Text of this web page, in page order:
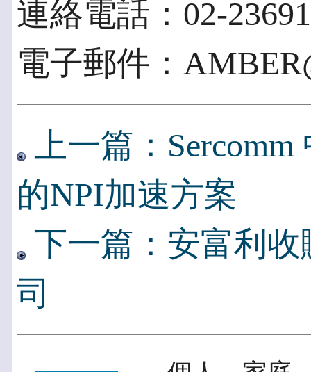
連絡電話：02-
電子郵件：
上一篇：
的NPI加速方案
下一篇：安富利
司